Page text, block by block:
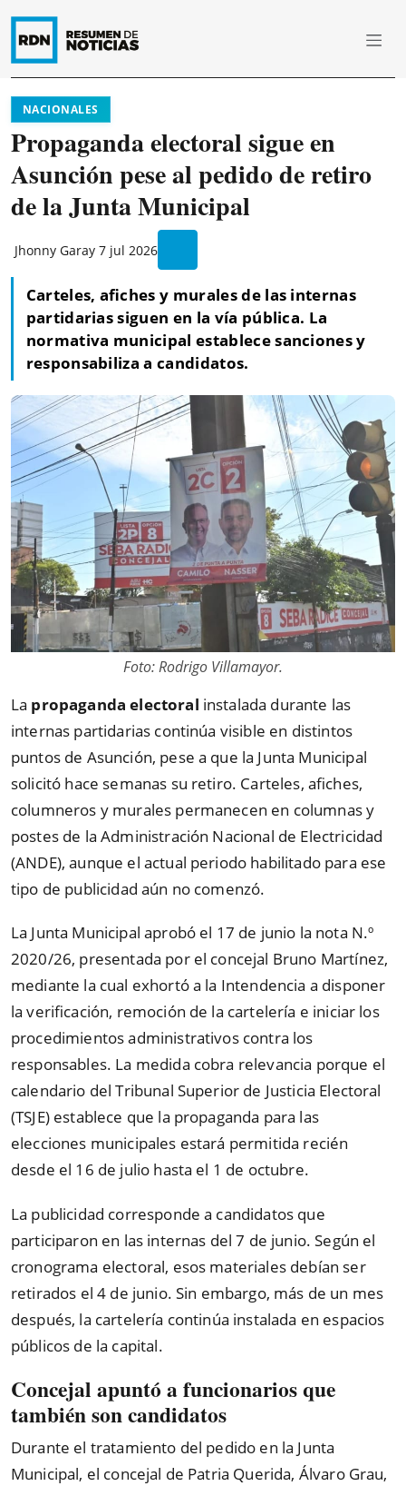
NACIONALES
Propaganda electoral sigue en
Asunción pese al pedido de retiro
de la Junta Municipal
Jhonny Garay 7 jul 2026
Carteles, afiches y murales de las internas
partidarias siguen en la vía pública. La
normativa municipal establece sanciones y
responsabiliza a candidatos.
Foto: Rodrigo Villamayor.
La propaganda electoral instalada durante las
internas partidarias continúa visible en distintos
puntos de Asunción, pese a que la Junta Municipal
solicitó hace semanas su retiro. Carteles, afiches,
columneros y murales permanecen en columnas y
postes de la Administración Nacional de Electricidad
(ANDE), aunque el actual periodo habilitado para ese
tipo de publicidad aún no comenzó.
La Junta Municipal aprobó el 17 de junio la nota N.º
2020/26, presentada por el concejal Bruno Martínez,
mediante la cual exhortó a la Intendencia a disponer
la verificación, remoción de la cartelería e iniciar los
procedimientos administrativos contra los
responsables. La medida cobra relevancia porque el
calendario del Tribunal Superior de Justicia Electoral
(TSJE) establece que la propaganda para las
elecciones municipales estará permitida recién
desde el 16 de julio hasta el 1 de octubre.
La publicidad corresponde a candidatos que
participaron en las internas del 7 de junio. Según el
cronograma electoral, esos materiales debían ser
retirados el 4 de junio. Sin embargo, más de un mes
después, la cartelería continúa instalada en espacios
públicos de la capital.
Concejal apuntó a funcionarios que
también son candidatos
Durante el tratamiento del pedido en la Junta
Municipal, el concejal de Patria Querida, Álvaro Grau,